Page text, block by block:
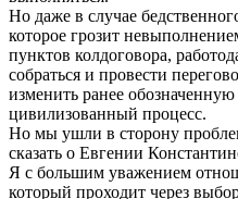
Но даже в случае
которое грозит
пунктов колдоговора,
собраться и провести
изменить ранее
цивилизованный процесс.
Но мы ушли в сторону
сказать о Евгении
Я с большим уважением
который проходит через